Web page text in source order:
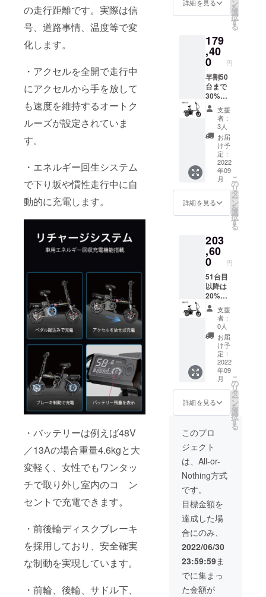
の走行距離です。実際は信
号、道路事情、温度等で変
化します。
・アクセルを全開で走行中
にアクセルから手を放して
も速度を維持するオートク
ルーズが設定されていま
す。
・エネルギー回生システム
で下り坂や慣性走行中に自
動的に充電します。
・バッテリーは例えば48V
／13Aの場合重量4.6kgと大
変軽く、女性でもワンタッ
チで取り外し室内のコ ン
セントで充電できます。
・前後輪ディスクブレーキ
を採用しており、安全確実
な制動を実現しています。
・前輪、後輪、サドル下、
め吉Ⅱ
赤
〃 ※色
は実物
と多少
異なり
ます。
電話番
号を記
くださ
い。 I.
電動原
付自転
車バイ
クまめ
吉Ⅱ
黒 電
池48V
20A（
走行距
75km）
J. 電動
原付自
転車バ
イクま
め吉Ⅱ
赤
〃 ※色
は実物
と多少
異なり
ます。
詳細を見る ン
を
選
択
す
る
179
,40
0 円
早割50
台まで
30%OF
Fです。
車体
色 黒
は
「E」、
赤は
「F」を
ご選択
願いま
す。備
考欄に
電話番
号を記
くださ
い。 E.
電動原
付自転
車バイ
クまめ
吉Ⅱ
黒 電
池48V
25A（
走行距
100km
） F. 電
動原付
自転車
バイク
まめ吉
Ⅱ
赤
〃 ※色
は実物
と多少
支援
者：
3人
お届
け予
定：
2022
年09
月
詳細を見る
こ
の
リ
タ
ー
ン
を
選
択
す
る
203
,60
0 円
51台目
以降は
20%OF
Fです。
車体
色 黒
は
「K」、
赤は
「L」を
ご選択
願いま
す。備
考欄に
電話番
号を記
入して
くださ
い。 K.
電動原
付自転
車バイ
黒 電
池48V
／
25A（
走行距
離
100km
） L. 電
動原付
自転車
支援
者：
0人
お届
け予
定：
2022
年09
月
詳細を見る
こ
の
リ
タ
ー
ン
を
選
択
す
る
このプロ
ジェクト
は、All-or-
Nothing方式
です。
目標金額を
達成した場
合にのみ、
2022/06/30
23:59:59ま
でに集まっ
た金額が